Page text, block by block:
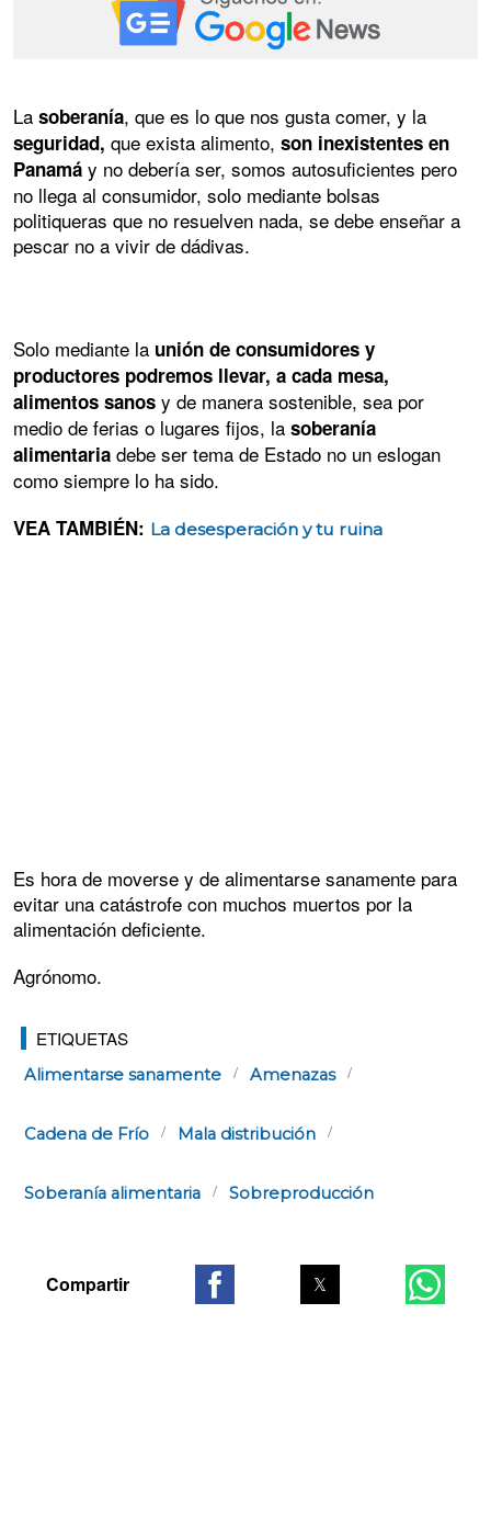
La soberanía, que es lo que nos gusta comer, y la
seguridad, que exista alimento, son inexistentes en
Panamá y no debería ser, somos autosuficientes pero
no llega al consumidor, solo mediante bolsas
politiqueras que no resuelven nada, se debe enseñar a
pescar no a vivir de dádivas.
Solo mediante la unión de consumidores y
productores podremos llevar, a cada mesa,
alimentos sanos y de manera sostenible, sea por
medio de ferias o lugares fijos, la soberanía
alimentaria debe ser tema de Estado no un eslogan
como siempre lo ha sido.
VEA TAMBIÉN: La desesperación y tu ruina
Es hora de moverse y de alimentarse sanamente para
evitar una catástrofe con muchos muertos por la
alimentación deficiente.
Agrónomo.
ETIQUETAS
Alimentarse sanamente Amenazas
Cadena de Frío Mala distribución
Soberanía alimentaria Sobreproducción